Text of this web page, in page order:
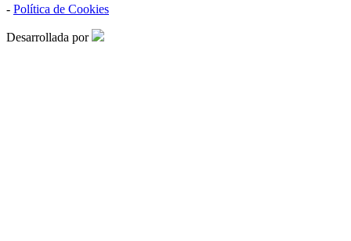
- Política de Cookies
Desarrollada por